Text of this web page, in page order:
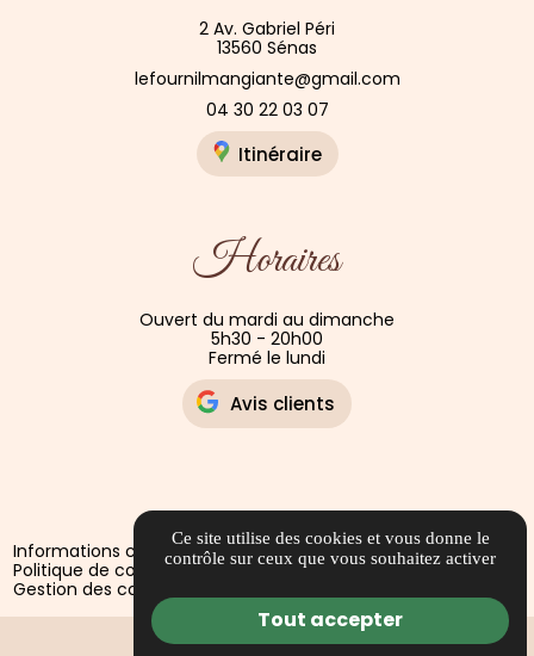
2 Av. Gabriel Péri
13560 Sénas
lefournilmangiante@gmail.com
04 30 22 03 07
Itinéraire
Horaires
Ouvert du mardi au dimanche
5h30 - 20h00
Fermé le lundi
Avis clients
Informations complémentairesMentions légales
Politique de confidentialitéGuide local
Gestion des cookies
Ce site utilise des cookies et vous donne le
contrôle sur ceux que vous souhaitez activer
Tout accepter